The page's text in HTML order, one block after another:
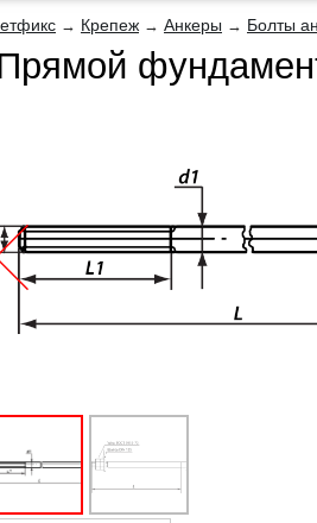
→ Крепеж → Анкеры → Болты